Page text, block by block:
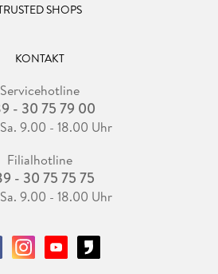
SHOPS
KONTAKT
Servicehotline
- 30 75 79 00
9.00 - 18.00 Uhr
Filialhotline
- 30 75 75 75
9.00 - 18.00 Uhr